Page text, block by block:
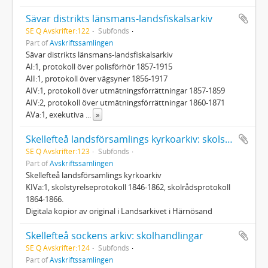
Sävar distrikts länsmans-landsfiskalsarkiv
SE Q Avskrifter:122
Subfonds
Part ofAvskriftssamlingen
Sävar distrikts länsmans-landsfiskalsarkiv
AI:1, protokoll över polisförhör 1857-1915
AII:1, protokoll över vägsyner 1856-1917
AIV:1, protokoll över utmätningsförrättningar 1857-1859
AIV:2, protokoll över utmätningsförrättningar 1860-1871
AVa:1, exekutiva
»
Skellefteå landsförsamlings kyrkoarkiv: skolstyrelse- och skolrådsprotokoll
SE Q Avskrifter:123
Subfonds
Part ofAvskriftssamlingen
Skellefteå landsförsamlings kyrkoarkiv
KIVa:1, skolstyrelseprotokoll 1846-1862, skolrådsprotokoll
1864-1866.
Digitala kopior av original i Landsarkivet i Härnösand
Skellefteå sockens arkiv: skolhandlingar
SE Q Avskrifter:124
Subfonds
Part ofAvskriftssamlingen